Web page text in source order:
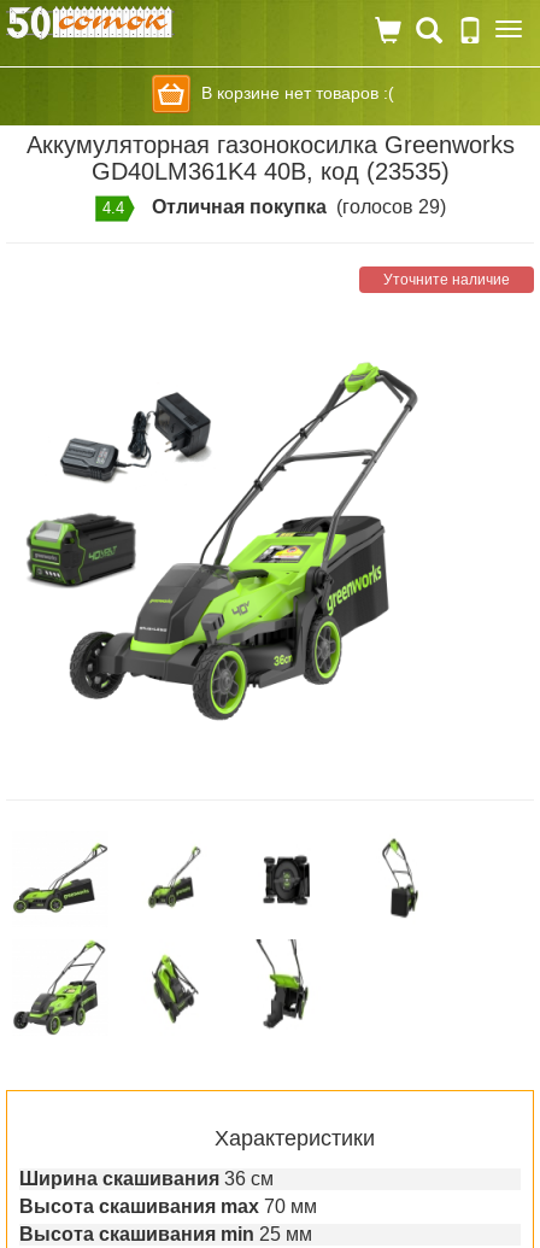
В корзине нет товаров :(
Аккумуляторная газонокосилка Greenworks
GD40LM361K4 40В, код (23535)
4.4 Отличная покупка(голосов 29)
Уточните наличие
Характеристики
Ширина скашивания 36 см
Высота скашивания max 70 мм
Высота скашивания min 25 мм